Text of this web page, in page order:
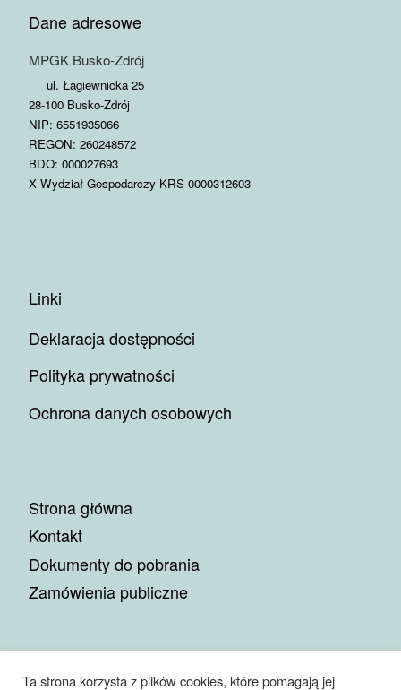
Dane adresowe
MPGK Busko-Zdrój
ul. Łagiewnicka 25
28-100 Busko-Zdrój
NIP: 6551935066
REGON: 260248572
BDO: 000027693
X Wydział Gospodarczy KRS 0000312603
Linki
Deklaracja dostępności
Polityka prywatności
Ochrona danych osobowych
Strona główna
Kontakt
Dokumenty do pobrania
Zamówienia publiczne
Ta strona korzysta z plików cookies, które pomagają jej